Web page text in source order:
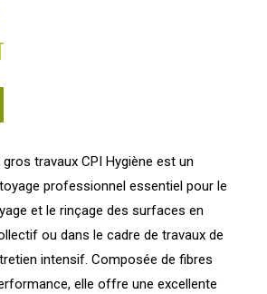
gros travaux CPI Hygiène est un
professionnel essentiel pour le
et le rinçage des surfaces en
ou dans le cadre de travaux de
intensif. Composée de fibres
elle offre une excellente